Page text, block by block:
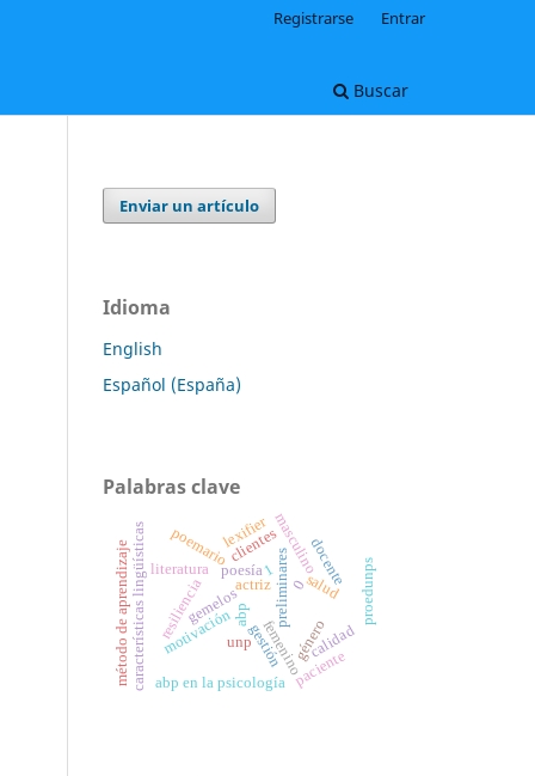
Buscar
Registrarse Entrar
Enviar un artículo
Idioma
English
Español (España)
Palabras clave
preliminares
poesía
literatura
poemario
características lingüísticas género
actriz
masculino
femenino
0
calidad
salud
paciente
gestión
abp
método de aprendizaje abp en la psicología
gemelos
resiliencia
1
motivación
docente proedunps
unp
clientes
lexifier